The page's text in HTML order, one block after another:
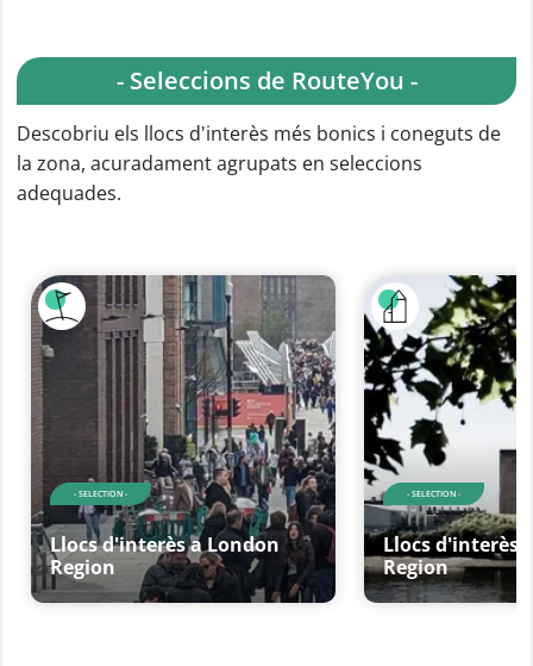
- Seleccions de RouteYou -
Descobriu els llocs d'interès més bonics i coneguts de
la zona, acuradament agrupats en seleccions
adequades.
- SELECTION -
Llocs d'interès a London
Region
- SELECTION -
Llocs d'interès
Region